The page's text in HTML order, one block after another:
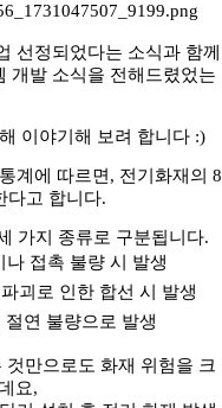
선정되었다는 소식과 함께
개발 소식을 전해드렸었는
이야기해 보려 합니다 :)
계에 따르면, 전기화재의 8
다고 합니다.
가지 종류로 구분됩니다.
접촉 불량 시 발생
괴로 인한 합선 시 발생
연 불량으로 발생
만으로도 화재 위험을 크
요,